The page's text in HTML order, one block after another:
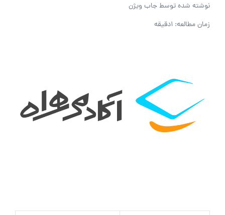
نوشته شده توسطجاب ویژن
زمان مطالعه: 1دقیقه